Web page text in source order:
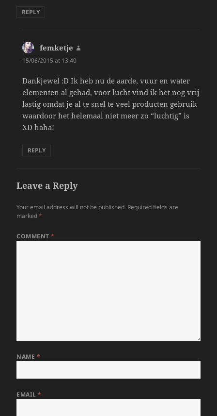
REPLY
femketje
15/06/2015 at 13:40
Dankjewel :D Ik heb nu de aarde, vuur en water
elementen al gehad, voor lucht vind ik het nog vrij
lastig omdat je al te snel te veel producten gebruik
waardoor het helemaal niet meer zo “luchtig” is
XD haha!
REPLY
Leave a Reply
Your email address will not be published. Required fields are
marked*
COMMENT*
NAME *
EMAIL*